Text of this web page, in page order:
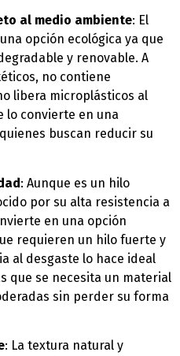
al medio ambiente: El
opción ecológica ya que
y renovable. A
no contiene
libera microplásticos al
lo convierte en una
buscan reducir su
: Aunque es un hilo
por su alta resistencia a
en una opción
requieren un hilo fuerte y
al desgaste lo hace ideal
que se necesita un material
sin perder su forma
: La textura natural y